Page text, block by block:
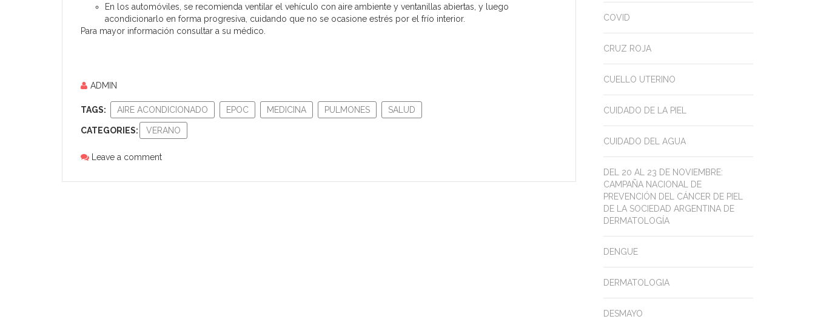
En los automóviles, se recomienda ventilar el vehículo con aire ambiente y ventanillas abiertas, y luego
acondicionarlo en forma progresiva, cuidando que no se ocasione estrés por el frío interior.
Para mayor información consultar a su médico.
ADMIN
TAGS: AIRE ACONDICIONADO EPOC MEDICINA PULMONES SALUD
CATEGORIES: VERANO
Leave a comment
COVID
CRUZ ROJA
CUELLO UTERINO
CUIDADO DE LA PIEL
CUIDADO DEL AGUA
DEL 20 AL 23 DE NOVIEMBRE:
CAMPAÑA NACIONAL DE
PREVENCIÓN DEL CÁNCER DE PIEL
DE LA SOCIEDAD ARGENTINA DE
DERMATOLOGÍA
DENGUE
DERMATOLOGIA
DESMAYO